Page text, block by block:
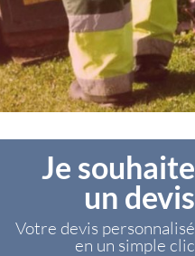
Je souhaite
un devis
Votre devis personnalisé
en un simple clic